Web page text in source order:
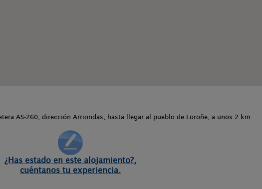
AS-260, dirección Arriondas, hasta llegar al pueblo de Loroñe, a unos 2 km.
¿Has estado en este alojamiento?,
cuéntanos tu experiencia.